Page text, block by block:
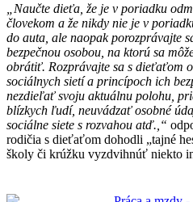
„Naučte dieťa, že je v poriadku
človekom a že nikdy nie je v
do auta, ale naopak porozprávajte
bezpečnou osobou, na ktorú sa
obrátiť. Rozprávajte sa s dieťaťom
sociálnych sietí a princípoch ich
nezdieľať svoju aktuálnu polohu,
blízkych ľudí, neuvádzať osobné
sociálne siete s rozvahou atď.,“
rodičia s dieťaťom dohodli „tajné
školy či krúžku vyzdvihnúť niekto